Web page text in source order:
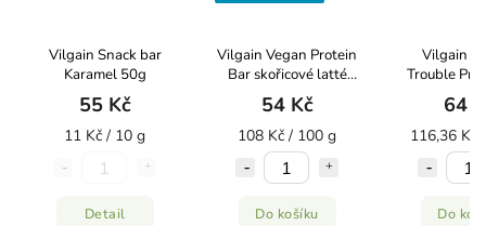
Vilgain Snack bar
Karamel 50g
55 Kč
11 Kč / 10 g
Detail
Vilgain Vegan Protein
Bar skořicové latté
50 g
54 Kč
108 Kč / 100 g
Do košíku
Vilgain
Trouble
64
116,36 Kč
Do